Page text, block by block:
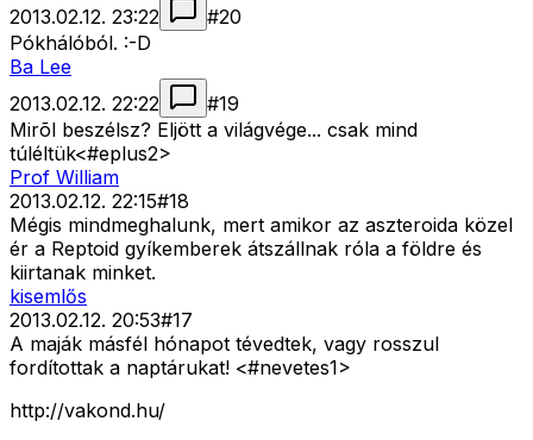
2013.02.12. 23:22
#20
Pókhálóból. :-D
Ba Lee
2013.02.12. 22:22
#19
Mirõl beszélsz? Eljött a világvége... csak mind
túléltük<#eplus2>
Prof William
2013.02.12. 22:15#18
Mégis mindmeghalunk, mert amikor az aszteroida közel
ér a Reptoid gyíkemberek átszállnak róla a földre és
kiirtanak minket.
kisemlős
2013.02.12. 20:53#17
A maják másfél hónapot tévedtek, vagy rosszul
fordítottak a naptárukat! <#nevetes1>
http://vakond.hu/